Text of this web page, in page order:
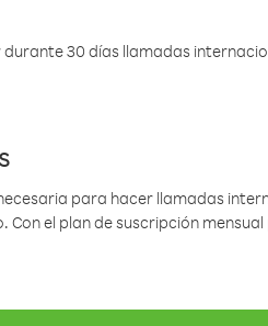
30 días llamadas
para hacer llamadas
el plan de suscripción